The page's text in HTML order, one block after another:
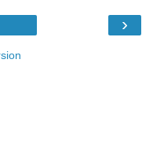
›